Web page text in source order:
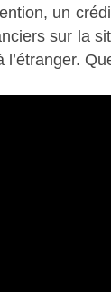
un
sur la
l’étranger.